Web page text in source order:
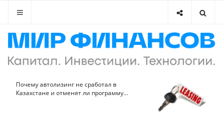
Почему автолизинг не сработал в
Казахстане и отменят ли программу...